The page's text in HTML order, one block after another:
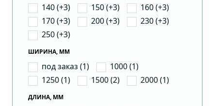
140 (+3)
150 (+3)
160 (+3)
170 (+3)
200 (+3)
230 (+3)
250 (+3)
ШИРИНА, ММ
под заказ (1)
1000 (1)
1250 (1)
1500 (2) 2000 (1)
ДЛИНА, ММ